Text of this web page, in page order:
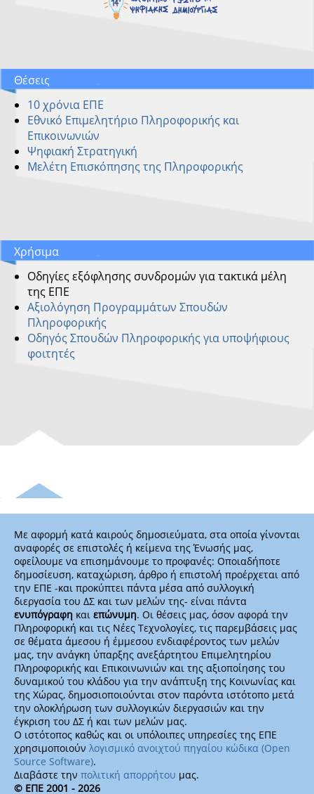
Θέσεις
10 χρόνια ΕΠΕ
Εθνικό Επιμελητήριο Πληροφορικής και
Επικοινωνιών
Ψηφιακή Στρατηγική
Μελέτη Επισκόπησης της Πληροφορικής
Χρήσιμα
Οδηγίες εξόφλησης συνδρομών για τακτικά μέλη
της ΕΠΕ
Αξιολόγηση Προγραμμάτων Σπουδών
Πληροφορικής
Οδηγός Σπουδών Πληροφορικής για υποψήφιους
φοιτητές
Με αφορμή κατά καιρούς δημοσιεύματα, στα οποία γίνονται
αναφορές σε επιστολές ή κείμενα της Ένωσής μας,
οφείλουμε να επισημάνουμε το προφανές: Οποιαδήποτε
δημοσίευση, καταχώριση, άρθρο ή επιστολή προέρχεται από
την ΕΠΕ -και προκύπτει πάντα μέσα από συλλογική
διεργασία του ΔΣ και των μελών της- είναι πάντα
ενυπόγραφη και επώνυμη. Οι θέσεις μας, όσον αφορά την
Πληροφορική και τις Νέες Τεχνολογίες, τις παρεμβάσεις μας
σε θέματα άμεσου ή έμμεσου ενδιαφέροντος των μελών
μας, την ανάγκη ύπαρξης ανεξάρτητου Επιμελητηρίου
Πληροφορικής και Επικοινωνιών και της αξιοποίησης του
δυναμικού του κλάδου για την ανάπτυξη της Κοινωνίας και
της Χώρας, δημοσιοποιούνται στον παρόντα ιστότοπο μετά
την ολοκλήρωση των συλλογικών διεργασιών και την
έγκριση του ΔΣ ή και των μελών μας.
Ο ιστότοπος καθώς και οι υπόλοιπες υπηρεσίες της ΕΠΕ
χρησιμοποιούν λογισμικό ανοιχτού πηγαίου κώδικα (Open
Source Software).
Διαβάστε την πολιτική απορρήτου μας.
© ΕΠΕ 2001 - 2026